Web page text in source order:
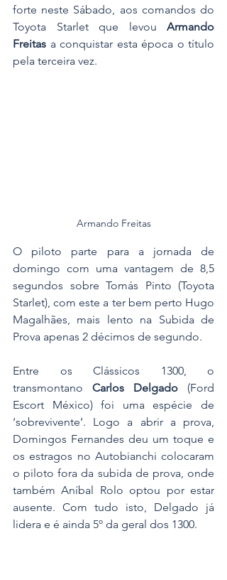
forte neste Sábado, aos comandos do
Toyota Starlet que levou Armando
Freitas a conquistar esta época o título
pela terceira vez.
Armando Freitas
O piloto parte para a jornada de
domingo com uma vantagem de 8,5
segundos sobre Tomás Pinto (Toyota
Starlet), com este a ter bem perto Hugo
Magalhães, mais lento na Subida de
Prova apenas 2 décimos de segundo.
Entre os Clássicos 1300, o
transmontano Carlos Delgado (Ford
Escort México) foi uma espécie de
‘sobrevivente’. Logo a abrir a prova,
Domingos Fernandes deu um toque e
os estragos no Autobianchi colocaram
o piloto fora da subida de prova, onde
também Aníbal Rolo optou por estar
ausente. Com tudo isto, Delgado já
lidera e é ainda 5º da geral dos 1300.